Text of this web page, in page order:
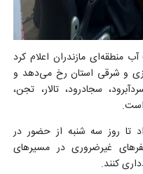
منطقه‌ای مازندران اعلام کرد
و شرقی استان رخ می‌دهد و
سجادرود، تالار، تجن،
است.
تا روز سه شنبه از حضور در
غیرضروری در مسیرهای
کنند.